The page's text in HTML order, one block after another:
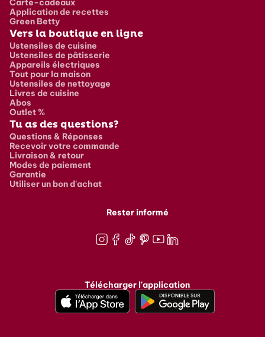
Carte-cadeaux
Application de recettes
Green Betty
Vers la boutique en ligne
Ustensiles de cuisine
Ustensiles de pâtisserie
Appareils électriques
Tout pour la maison
Ustensiles de nettoyage
Livres de cuisine
Abos
Outlet %
Tu as des questions?
Questions & Réponses
Recevoir votre commande
Livraison & retour
Modes de paiement
Garantie
Utiliser un bon d'achat
Rester informé
Télécharger l'application